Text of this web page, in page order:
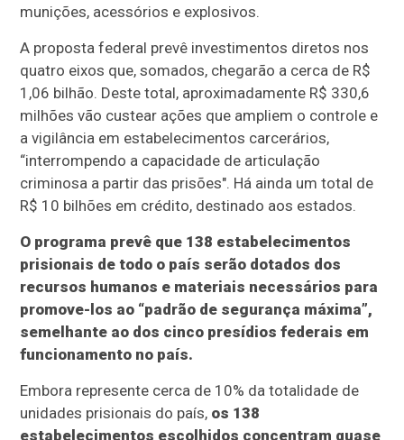
munições, acessórios e explosivos.
A proposta federal prevê investimentos diretos nos
quatro eixos que, somados, chegarão a cerca de R$
1,06 bilhão. Deste total, aproximadamente R$ 330,6
milhões vão custear ações que ampliem o controle e
a vigilância em estabelecimentos carcerários,
“interrompendo a capacidade de articulação
criminosa a partir das prisões". Há ainda um total de
R$ 10 bilhões em crédito, destinado aos estados.
O programa prevê que 138 estabelecimentos
prisionais de todo o país serão dotados dos
recursos humanos e materiais necessários para
promove-los ao “padrão de segurança máxima”,
semelhante ao dos cinco presídios federais em
funcionamento no país.
Embora represente cerca de 10% da totalidade de
unidades prisionais do país, os 138
estabelecimentos escolhidos concentram quase